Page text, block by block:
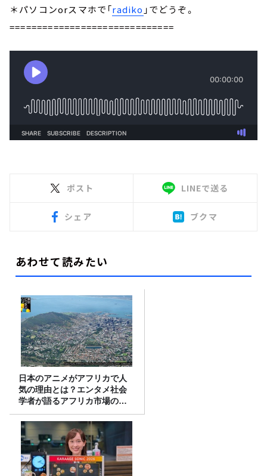
＊パソコンorスマホで「radiko 」でどうぞ。
==============================
ポスト LINEで送る
シェア ブクマ
あわせて読みたい
日本のアニメがアフリカで人
気の理由とは？エンタメ社会
学者が語るアフリカ市場のリ
アル